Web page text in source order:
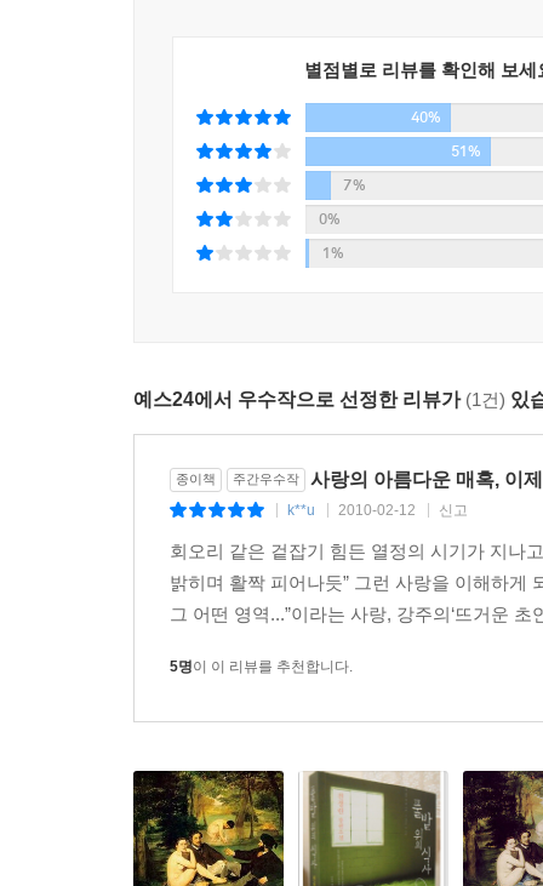
이 기록을 하는 것이 두렵다.
그리고 또 한 사람, 숨겨진 그녀의 일기장 속의
기쁨과, 그리고 상처의 기록들로 메워져 있는 것일
글자들은 망각의 물 위에 쓰인 것처럼 한순간 읽
인간의 눈 속에 그토록 많은 눈꺼풀이 들어 있었
시간을 벗어나 영원이 되어버렸다. 그런 일은 더
단둘이 있는데도 더욱더 단둘이 있고 싶었다. 자
“우린 마음이 같을까요?”
내가 물었다. 그가 숨도 쉬지 않고 대답했다.
“같아.”
왜 그렇게 슬픈 눈으로 나를 보았나요? 눈을 감
있다 해도 여전히 보고 싶어요. 어쩌다가, 어떻
우리가 할 수 있는 건 그것뿐이라고 당신 눈이 말
있을까요? 차라리 이 마음을 부수어버리고 싶어
해쳐서 헝겊인형 같은 무생물의 마음이 되어 당
별점별로 리뷰를 확인해 보세
40%
51%
7%
0%
1%
예스24에서 우수작으로 선정한 리뷰가 (1건) 있
종이책 주간우수작 사랑의 아름다운 매혹, 이
k**u 2010-02-12 신고
회오리 같은 겉잡기 힘든 열정의 시기가 지나
밝히며 활짝 피어나듯” 그런 사랑을 이해하게
그 어떤 영역...”이라는 사랑, 강주의‘뜨거운
5명이 이 리뷰를 추천합니다.